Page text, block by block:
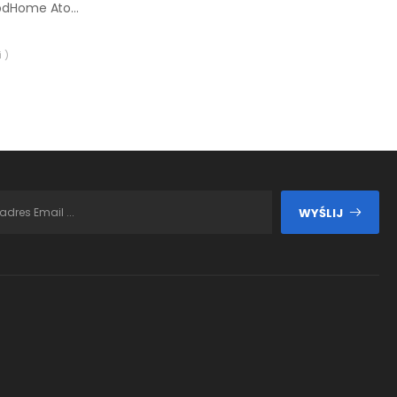
Adapter drążka GoodHome Atomia do skosów
)
WYŚLIJ